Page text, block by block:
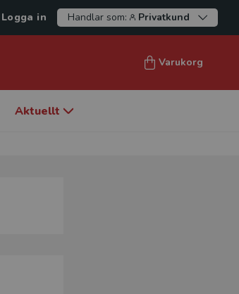
Logga in Handlar som: Privatkund
Varukorg
Aktuellt